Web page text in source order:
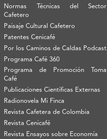
Normas Técnicas del Sector
Cafetero
Paisaje Cultural Cafetero
Patentes Cenicafé
Por los Caminos de Caldas Podcast
Programa Café 360
Programa de Promoción Toma
Café
Publicaciones Científicas Externas
Radionovela Mi Finca
Revista Cafetera de Colombia
Revista Cenicafé
Revista Ensayos sobre Economía